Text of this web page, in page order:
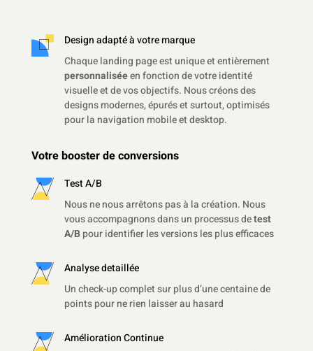
Design adapté à votre marque
Chaque landing page est unique et entièrement
personnaliséeen fonction de votre identité
visuelle et de vos objectifs. Nous créons des
designs modernes, épurés et surtout, optimisés
pour la navigation mobile et desktop.
Votre booster de conversions
Test A/B
Nous ne nous arrêtons pas à la création. Nous
vous accompagnons dans un processus detest
A/Bpour identifier les versions les plus efficaces
Analyse detaillée
Un check-up complet sur plus d’une centaine de
points pour ne rien laisser au hasard
Amélioration Continue